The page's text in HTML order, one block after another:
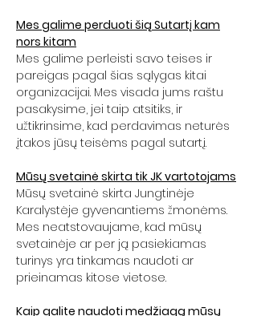
Mes galime perduoti šią Sutartį kam
nors kitam
Mes galime perleisti savo teises ir
pareigas pagal šias sąlygas kitai
organizacijai. Mes visada jums raštu
pasakysime, jei taip atsitiks, ir
užtikrinsime, kad perdavimas neturės
įtakos jūsų teisėms pagal sutartį.
Mūsų svetainė skirta tik JK vartotojams
Mūsų svetainė skirta Jungtinėje
Karalystėje gyvenantiems žmonėms.
Mes neatstovaujame, kad mūsų
svetainėje ar per ją pasiekiamas
turinys yra tinkamas naudoti ar
prieinamas kitose vietose.
Kaip galite naudoti medžiagą mūsų